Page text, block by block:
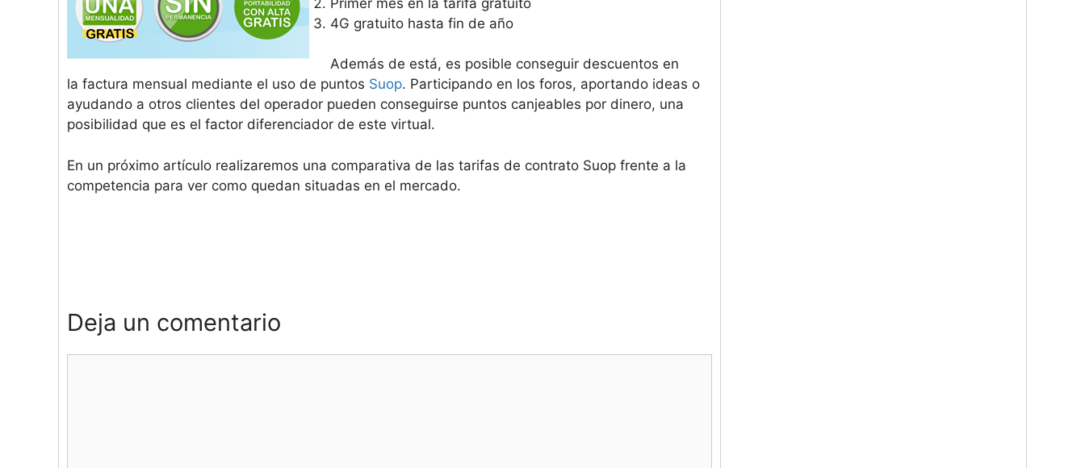
4G gratuito hasta fin de año
Además de está, es posible conseguir descuentos en
la factura mensual mediante el uso de puntos Suop. Participando en los foros, aportando ideas o
ayudando a otros clientes del operador pueden conseguirse puntos canjeables por dinero, una
posibilidad que es el factor diferenciador de este virtual.
En un próximo artículo realizaremos una comparativa de las tarifas de contrato Suop frente a la
competencia para ver como quedan situadas en el mercado.
Deja un comentario